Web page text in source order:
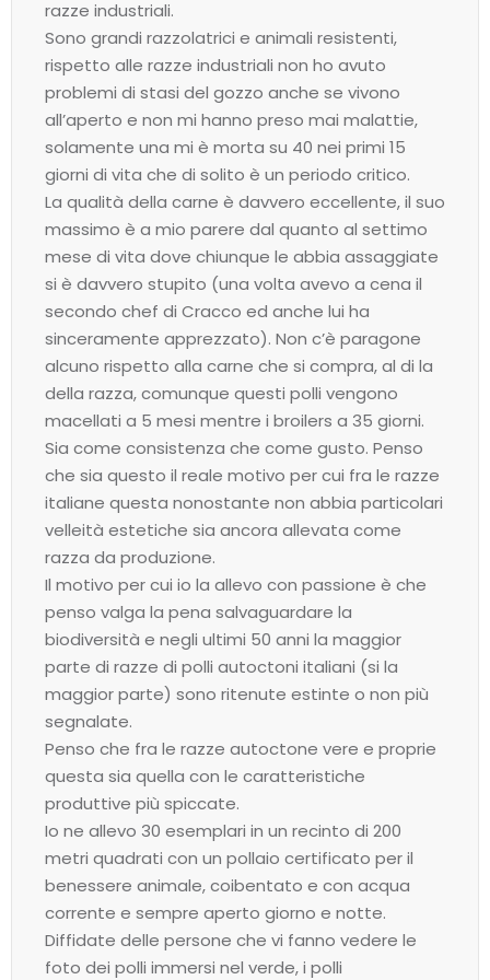
razze industriali.
Sono grandi razzolatrici e animali resistenti,
rispetto alle razze industriali non ho avuto
problemi di stasi del gozzo anche se vivono
all’aperto e non mi hanno preso mai malattie,
solamente una mi è morta su 40 nei primi 15
giorni di vita che di solito è un periodo critico.
La qualità della carne è davvero eccellente, il suo
massimo è a mio parere dal quanto al settimo
mese di vita dove chiunque le abbia assaggiate
si è davvero stupito (una volta avevo a cena il
secondo chef di Cracco ed anche lui ha
sinceramente apprezzato). Non c’è paragone
alcuno rispetto alla carne che si compra, al di la
della razza, comunque questi polli vengono
macellati a 5 mesi mentre i broilers a 35 giorni.
Sia come consistenza che come gusto. Penso
che sia questo il reale motivo per cui fra le razze
italiane questa nonostante non abbia particolari
velleità estetiche sia ancora allevata come
razza da produzione.
Il motivo per cui io la allevo con passione è che
penso valga la pena salvaguardare la
biodiversità e negli ultimi 50 anni la maggior
parte di razze di polli autoctoni italiani (si la
maggior parte) sono ritenute estinte o non più
segnalate.
Penso che fra le razze autoctone vere e proprie
questa sia quella con le caratteristiche
produttive più spiccate.
Io ne allevo 30 esemplari in un recinto di 200
metri quadrati con un pollaio certificato per il
benessere animale, coibentato e con acqua
corrente e sempre aperto giorno e notte.
Diffidate delle persone che vi fanno vedere le
foto dei polli immersi nel verde, i polli